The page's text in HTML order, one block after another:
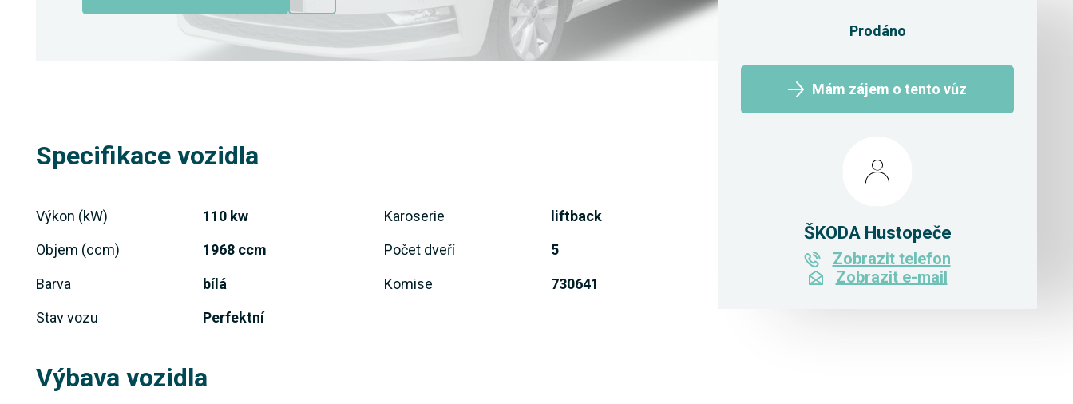
Specifikace vozidla
Výkon (kW) 110 kw
Objem (ccm) 1968 ccm
Barva bílá
Stav vozu Perfektní
Karoserie liftback
Počet dveří 5
Komise 730641
Výbava vozidla
Prodáno
Mám zájem o tento vůz
ŠKODA Hustopeče
Zobrazit telefon
Zobrazit e-mail